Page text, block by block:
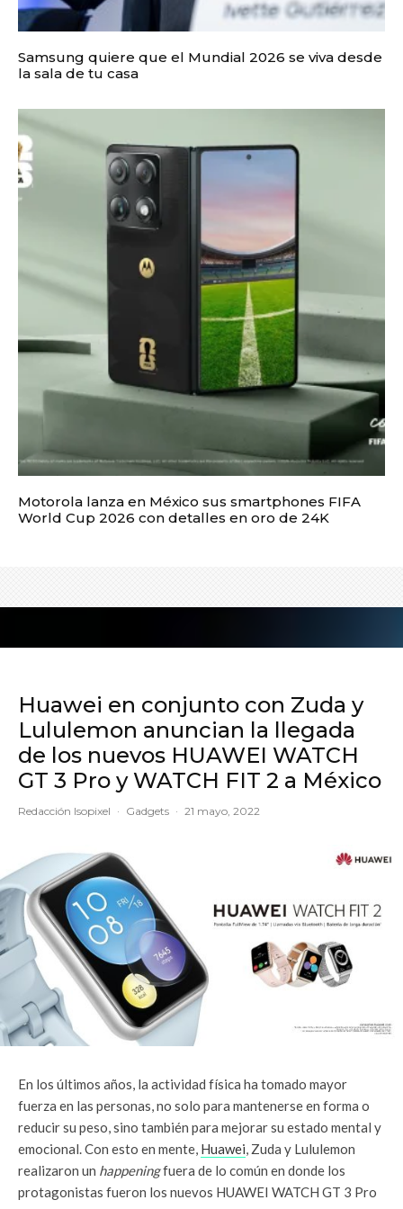
Samsung quiere que el Mundial 2026 se viva desde
la sala de tu casa
Motorola lanza en México sus smartphones FIFA
World Cup 2026 con detalles en oro de 24K
Huawei en conjunto con Zuda y
Lululemon anuncian la llegada
de los nuevos HUAWEI WATCH
GT 3 Pro y WATCH FIT 2 a México
Redacción Isopixel · Gadgets · 21 mayo, 2022
En los últimos años, la actividad física ha tomado mayor
fuerza en las personas, no solo para mantenerse en forma o
reducir su peso, sino también para mejorar su estado mental y
emocional. Con esto en mente, Huawei, Zuda y Lululemon
realizaron un happeningfuera de lo común en donde los
protagonistas fueron los nuevos HUAWEI WATCH GT 3 Pro